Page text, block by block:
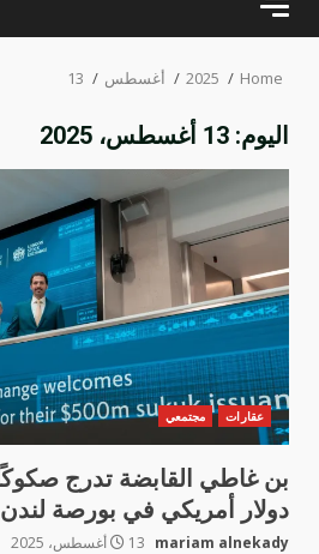
Home
2025 أغسطس 13
اليوم: 13 أغسطس، 2025
عقارات مجتمعي
دولار أمريكي في بورصة لندن
mariam alnekady 13 أغسطس، 2025